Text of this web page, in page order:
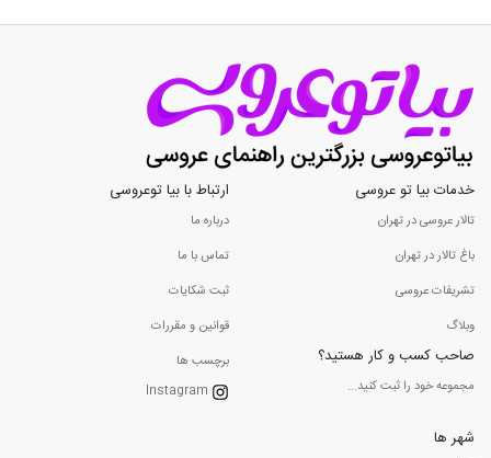
خدمات بیا تو عروسی
تالار عروسی در تهران
باغ تالار در تهران
تشریفات عروسی
وبلاگ
صاحب کسب و کار هستید؟
مجموعه خود را ثبت کنید...
ارتباط با بیا توعروسی
درباره ما
تماس با ما
ثبت شکایات
قوانین و مقررات
برچسب ها
Instagram
شهر ها